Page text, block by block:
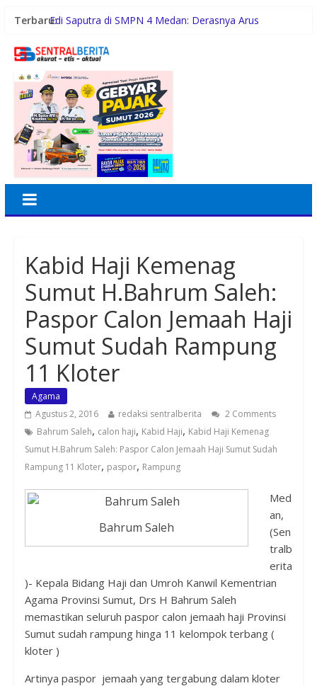
Terbaru:Edi Saputra di SMPN 4 Medan: Derasnya Arus
Pengaruhi Karakter dan wawasan kebangsaan
Aipda Hery Gusnihardi Gelar Cooling System di Kuala
Silo Bestari, Ajak Warga Jaga Kamtibmas
Sambut HUT RI ke-81, Bhabinkamtibmas Pulau
Simardan Ajak Warga Pasang Bendera
Kontingen Pramuka Aceh Timur Siap Bawa Nama
Daerah ke Jambore Nasional XII
Kunker ke Tapteng, Kapolda Sumut Letakkan Batu
Kabid Haji Kemenag
Sumut H.Bahrum Saleh:
Paspor Calon Jemaah Haji
Sumut Sudah Rampung
11 Kloter
Agama
Agustus 2, 2016
redaksi sentralberita
2 Comments
Bahrum Saleh, calon haji, Kabid Haji, Kabid Haji Kemenag
Sumut H.Bahrum Saleh: Paspor Calon Jemaah Haji Sumut Sudah
Rampung 11 Kloter, paspor, Rampung
Bahrum Saleh
Med
an,
(Sen
tralb
erita
)- Kepala Bidang Haji dan Umroh Kanwil Kementrian
Agama Provinsi Sumut, Drs H Bahrum Saleh
memastikan seluruh paspor calon jemaah haji Provinsi
Sumut sudah rampung hinga 11 kelompok terbang (
kloter )
Artinya paspor jemaah yang tergabung dalam kloter